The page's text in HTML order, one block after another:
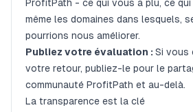
ProfitPath - ce qui vous a plu, ce
même les domaines dans lesquels,
pourrions nous améliorer.
Publiez votre évaluation :Si vous
votre retour, publiez-le pour le
communauté ProfitPath et au-delà.
La transparence est la clé